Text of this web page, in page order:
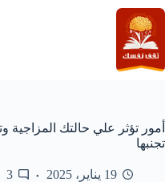
التجاوز
إلى
المحتوى
أمور تؤثر علي حالتك
تجنبها
19 يناير، 2025 3